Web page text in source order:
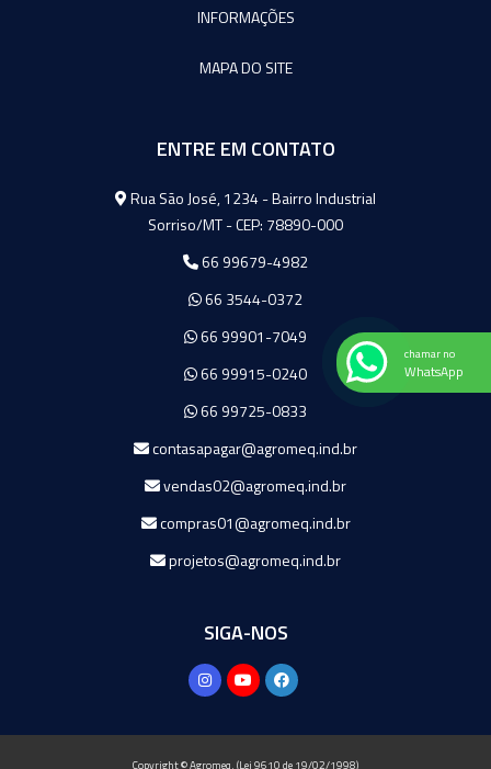
INFORMAÇÕES
MAPA DO SITE
ENTRE EM CONTATO
Agromeq
Rua São José, 1234 - Bairro Industrial
Sorriso/MT - CEP: 78890-000
66 99679-4982
66 3544-0372
66 99901-7049
66 99915-0240
66 99725-0833
contasapagar@agromeq.ind.br
vendas02@agromeq.ind.br
compras01@agromeq.ind.br
projetos@agromeq.ind.br
SIGA-NOS
Copyright © Agromeq. (Lei 9610 de 19/02/1998)
chamar no
WhatsApp